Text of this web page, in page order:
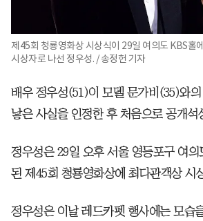
제45회 청룡영화상 시상식이 29일 여의도 KBS홀
시상자로 나선 정우성. / 송정헌 기자
배우 정우성(51)이 모델 문가비(35)와
낳은 사실을 인정한 후 처음으로 공개석
정우성은 29일 오후 서울 영등포구 여
된 제45회 청룡영화상에 최다관객상 시
정우성은 이날 레드카펫 행사에는 모습